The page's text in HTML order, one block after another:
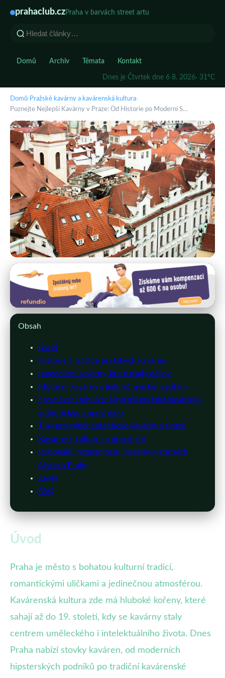
prahaclub.czPraha v barvách street artu
Domů Archiv Témata Kontakt
Dnes je Čtvrtek dne 6 8. 2026· 31°C
Domů› Pražské kavárny a kavárenská kultura›
Poznejte Nejlepší Kavárny v Praze: Od Historie po Moderní S…
Pražské kavárny a kavárenská kultura
Poznejte Nejlepší Kavárny v Praze:
Od Historie po Moderní Styl
Obsah
Úvod
Historie a tradice pražských kaváren
Legendární kavárny, které psaly dějiny
Moderní kavárny s jedinečným konceptem
Srovnávací tabulka: Nejlepší pražské kavárny s
autentickou atmosférou
Tipy pro výběr autentické kavárny v Praze
Kavárny s kulturním přesahem
Regionální rozmanitost: Kavárny v různých
částech Prahy
Závěr
FAQ
Úvod
Praha je město s bohatou kulturní tradicí,
romantickými uličkami a jedinečnou atmosférou.
Kavárenská kultura zde má hluboké kořeny, které
sahají až do 19. století, kdy se kavárny staly
centrem uměleckého i intelektuálního života. Dnes
Praha nabízí stovky kaváren, od moderních
hipsterských podniků po tradiční kavárenské